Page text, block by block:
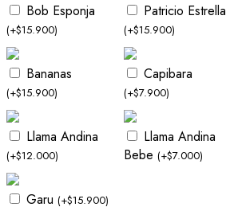
Bob Esponja
(+$15.900)
Patricio Estrella
(+$15.900)
Bananas
(+$15.900)
Capibara
(+$7.900)
Llama Andina
(+$12.000)
Llama Andina
Bebe(+$7.000)
Garu (+$15.900)